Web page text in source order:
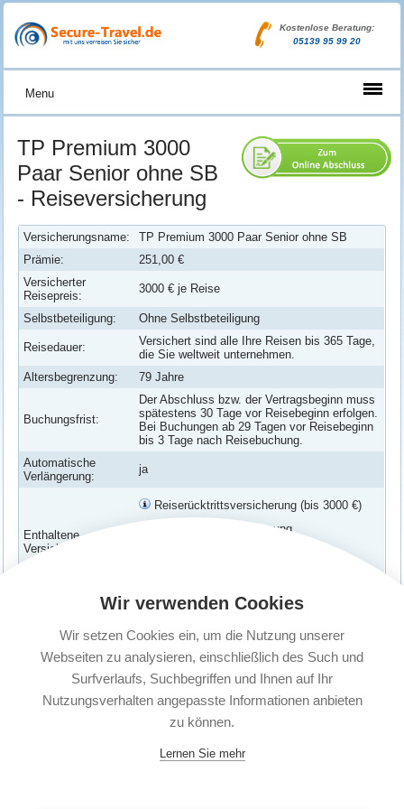
Kostenlose Beratung:
05139 95 99 20
Menu
TP Premium 3000
Paar Senior ohne SB
- Reiseversicherung
Versicherungsname:
TP Premium 3000 Paar Senior ohne SB
Prämie:
251,00 €
Versicherter
Reisepreis:
3000 € je Reise
Selbstbeteiligung: Ohne Selbstbeteiligung
Reisedauer:
Versichert sind alle Ihre Reisen bis 365 Tage,
die Sie weltweit unternehmen.
Altersbegrenzung:
79 Jahre
Buchungsfrist:
Der Abschluss bzw. der Vertragsbeginn muss
spätestens 30 Tage vor Reisebeginn erfolgen.
Bei Buchungen ab 29 Tagen vor Reisebeginn
bis 3 Tage nach Reisebuchung.
Automatische
Verlängerung:
ja
Enthaltene
Versicherungen:
Reiserücktrittsversicherung (bis 3000 €)
Reiseabbruchversicherung
Paar: Zwei Erwachsene (unabhängig vom
Kündigungsfrist:
1 Monat vor Ablauf
Wir verwenden Cookies
Wir setzen Cookies ein, um die Nutzung unserer
Webseiten zu analysieren, einschließlich des Such und
Surfverlaufs, Suchbegriffen und Ihnen auf Ihr
Nutzungsverhalten angepasste Informationen anbieten
zu können.
Lernen Sie mehr